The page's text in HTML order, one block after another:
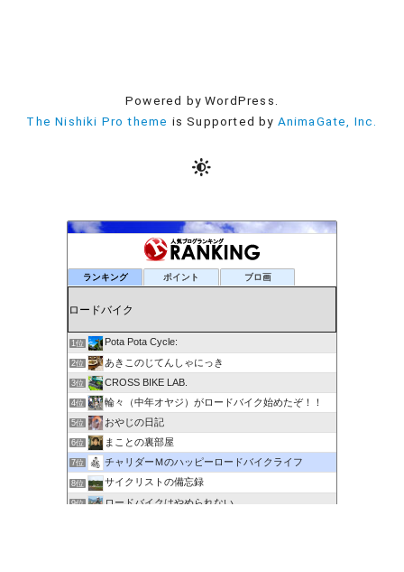
Powered by WordPress.
The Nishiki Pro theme is Supported by AnimaGate, Inc.
ランキング ポイント ブロ画
1位 Pota Pota Cycle:
2位 あきこのじてんしゃにっき
3位 CROSS BIKE LAB.
4位 輪々（中年オヤジ）がロードバイク始めたぞ！！
5位 おやじの日記
6位 まことの裏部屋
7位 チャリダーＭのハッピーロードバイクライフ
8位 サイクリストの備忘録
9位 ロードバイクはやめられない